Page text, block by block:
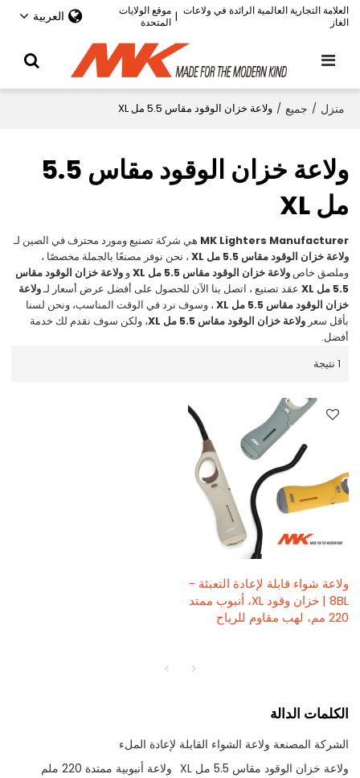
العلامة التجارية العالمية الرائدة في ولاعات
الغاز
| موقع الولايات
المتحدة
العربية
منزل / جميع / ولاعة خزان الوقود مقاس 5.5 مل XL
ولاعة خزان الوقود مقاس 5.5
مل XL
MK Lighters Manufacturer هي شركة تصنيع ومورد محترف في الصين لـ
ولاعة خزان الوقود مقاس 5.5 مل XL
، نحن نوفر مصنعًا بالجملة مخصصًا ،
وملصق خاصولاعة خزان الوقود مقاس 5.5 مل XL وولاعة خزان الوقود مقاس
5.5 مل XL
عقد تصنيع ، اتصل بنا الآن للحصول على أفضل عرض أسعار لـولاعة
خزان الوقود مقاس 5.5 مل XL
، وسوف نرد في الوقت المناسب، ونحن لسنا
بأقل سعرولاعة خزان الوقود مقاس 5.5 مل XL
، ولكن سوف نقدم لك خدمة
أفضل.
1 نتيجة
ولاعة شواء قابلة لإعادة التعبئة -
8BL | خزان وقود XL، أنبوب ممتد
220 مم، لهب مقاوم للرياح
الكلمات الدالة
الشركة المصنعة ولاعة الشواء القابلة لإعادة الملء
ولاعة خزان الوقود مقاس 5.5 مل XL
ولاعة أنبوبية ممتدة 220 ملم